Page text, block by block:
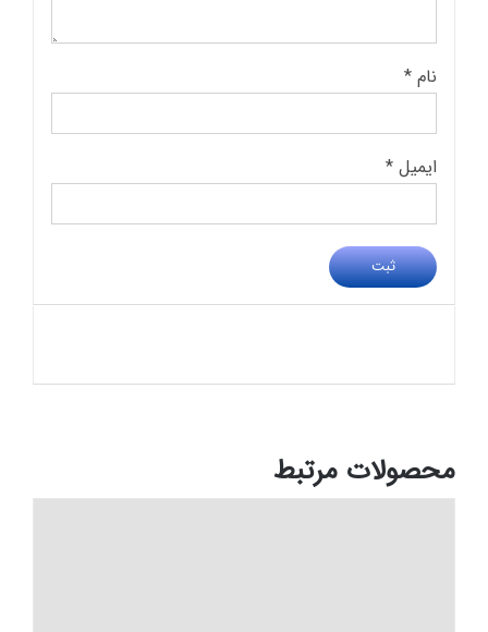
نام *
ایمیل *
محصولات مرتبط